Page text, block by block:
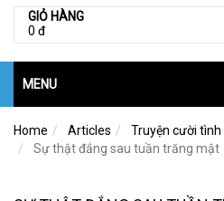
GIỎ HÀNG
0 đ
MENU
Home Articles
Truyện cười tình
Sự thật đắng sau tuần trăng mật